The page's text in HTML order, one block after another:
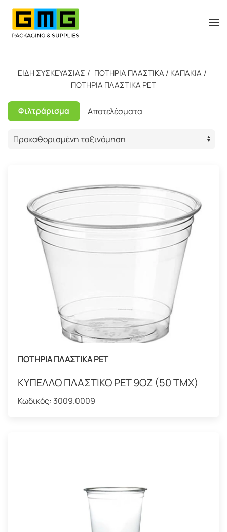
Skip to main content
ΕΙΔΗ ΣΥΣΚΕΥΑΣΙΑΣ
ΠΟΤΗΡΙΑ ΠΛΑΣΤΙΚΑ / ΚΑΠΑΚΙΑ
ΠΟΤΗΡΙΑ ΠΛΑΣΤΙΚΑ PET
Φιλτράρισμα Αποτελέσματα
ΠΟΤΗΡΙΑ ΠΛΑΣΤΙΚΑ PET
ΚΥΠΕΛΛΟ ΠΛΑΣΤΙΚΟ PET 9OZ (50 ΤΜΧ)
Κωδικός: 3009.0009